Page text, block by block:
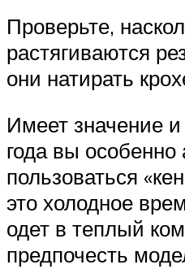
Проверьте,
растягиваются
они натирать
Имеет значение
года вы особенно
пользоваться
это холодное
одет в теплый
предпочесть